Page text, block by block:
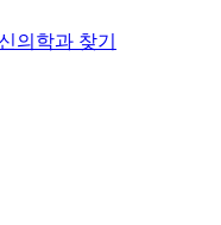
의학과 찾기